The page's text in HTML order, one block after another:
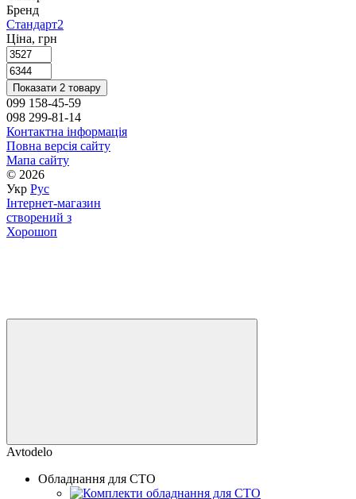
Бренд
Стандарт2
Ціна, грн
Показати 2 товару
099 158-45-59
098 299-81-14
Контактна інформація
Повна версія сайту
Мапа сайту
© 2026
Укр Рус
Інтернет-магазин
створений з
Хорошоп
Avtodelo
Обладнання для СТО